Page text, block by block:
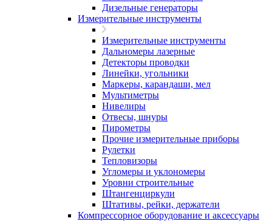
Дизельные генераторы
Измерительные инструменты
Измерительные инструменты
Дальномеры лазерные
Детекторы проводки
Линейки, угольники
Маркеры, карандаши, мел
Мультиметры
Нивелиры
Отвесы, шнуры
Пирометры
Прочие измерительные приборы
Рулетки
Тепловизоры
Угломеры и уклономеры
Уровни строительные
Штангенциркули
Штативы, рейки, держатели
Компрессорное оборудование и аксессуары